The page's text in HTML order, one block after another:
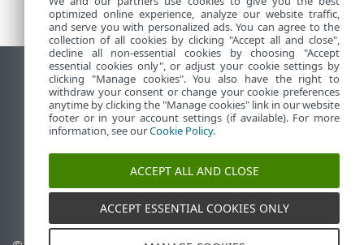
Wyświetl witrynę internetową dla
komputerów
End of Life
Baza wiedzy ESET
Forum ESET
ESET Status Portal
Pomoc regionalna
optimized online experience, analyze our website traffic,
and serve you with personalized ads. You can agree to the
collection of all cookies by clicking "Accept all and close",
decline all non-essential cookies by choosing "Accept
essential cookies only", or adjust your cookie settings by
clicking "Manage cookies". You also have the right to
withdraw your consent or change your cookie preferences
anytime by clicking the "Manage cookies" link in our website
footer or in your account settings (if available). For more
information, see ourCookie Policy.
ACCEPT ALL AND CLOSE
ACCEPT ESSENTIAL COOKIES ONLY